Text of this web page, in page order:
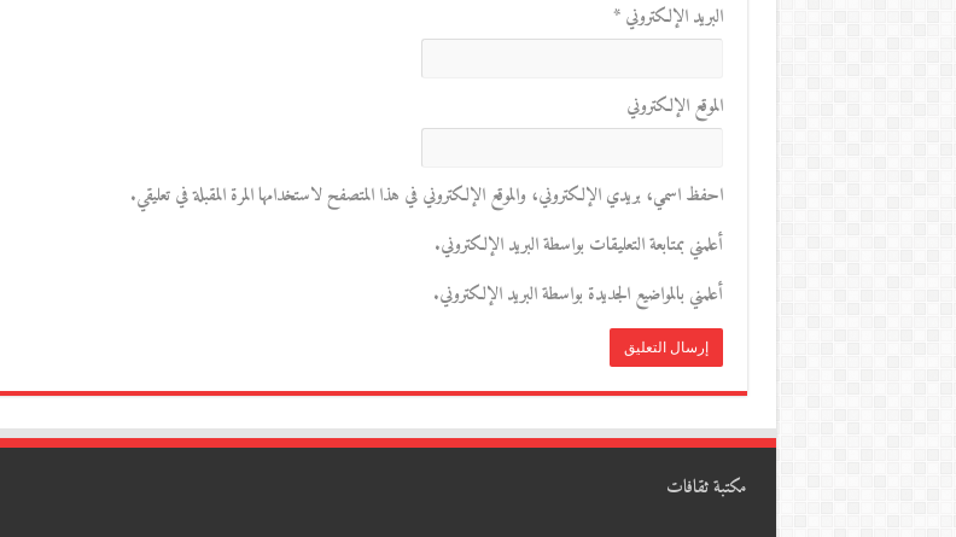
البريد الإلكتروني*
الموقع الإلكتروني
احفظ اسمي، بريدي الإلكتروني، والموقع الإلكتروني في هذا المتصفح لاستخدامها المرة المقبلة في تعليقي.
أعلمني بمتابعة التعليقات بواسطة البريد الإلكتروني.
أعلمني بالمواضيع الجديدة بواسطة البريد الإلكتروني.
مكتبة ثقافات